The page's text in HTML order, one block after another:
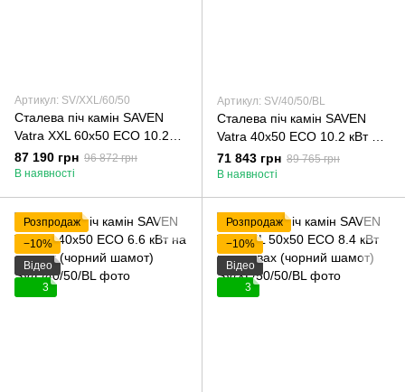
Артикул: SV/XXL/60/50
Сталева піч камін SAVEN
Vatra XXL 60x50 ECO 10.2
кВт на дровах
87 190 грн 96 872 грн
В наявності
Артикул: SV/40/50/BL
Сталева піч камін SAVEN
Vatra 40х50 ECO 10.2 кВт на
дровах (чорний шамот)
71 843 грн 89 765 грн
В наявності
Розпродаж
−10%
Відео
3
Розпродаж
−10%
Відео
3